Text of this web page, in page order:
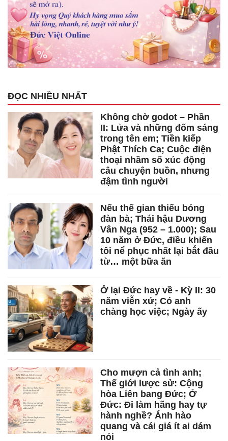
ĐỌC NHIỀU NHẤT
Không chờ godot – Phần
II: Lửa và những đốm sáng
trong tên em; Tiền kiếp
Phật Thích Ca; Cuộc điện
thoại nhầm số xúc động
câu chuyện buồn, nhưng
đậm tình người
Nếu thế gian thiếu bóng
đàn bà; Thái hậu Dương
Vân Nga (952 – 1.000); Sau
10 năm ở Đức, điều khiến
tôi nể phục nhất lại bắt đầu
từ… một bữa ăn
Ở lại Đức hay về - Kỳ II: 30
năm viễn xứ; Có anh
chàng học việc; Ngày ấy
Cho mượn cả tình anh;
Thế giới lược sử: Cộng
hòa Liên bang Đức; Ở
Đức: Đi làm hãng hay tự
hành nghề? Ánh hào
quang và cái giá ít ai dám
nói